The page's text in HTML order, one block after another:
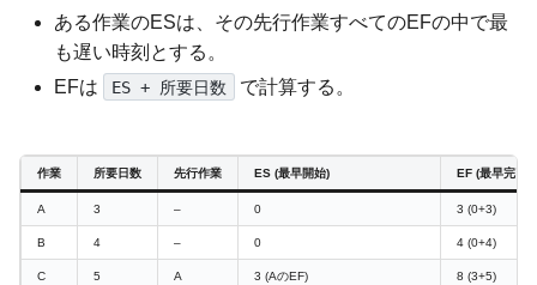
ある作業のESは、その先行作業すべてのEFの中で最
も遅い時刻とする。
EFは
ES + 所要日数 で計算する。
作業 所要日数 先行作業 ES (最早開始) EF (最早完了)
A 3 – 0 3 (0+3)
B 4 – 0 4 (0+4)
C 5 A 3 (AのEF) 8 (3+5)